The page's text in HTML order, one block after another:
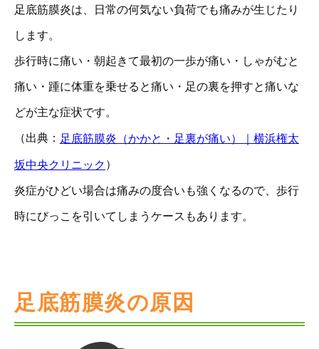
足底筋膜炎は、日常の何気ない負荷でも痛みが生じたり
します。
歩行時に痛い・朝起きて最初の一歩が痛い・しゃがむと
痛い・踵に体重を乗せると痛い・足の裏を押すと痛いな
どが主な症状です。
（出典： 足底筋膜炎（かかと・足裏が痛い）｜横浜権太
坂中央クリニック ）
炎症がひどい場合は痛みの度合いも強くなるので、歩行
時にびっこを引いてしまうケースもあります。
足底筋膜炎の原因